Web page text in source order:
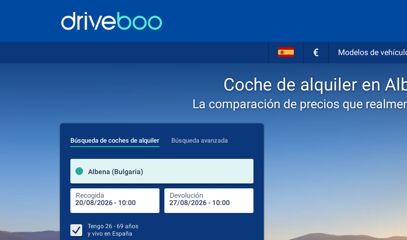
€ Modelos de
Coche de alquiler en
La comparación de precios que
Búsqueda de coches de alquiler Búsqueda avanzada
Albena (Bulgaria)
Recogida Devolución
Tengo 26 - 69 años
y vivo en España